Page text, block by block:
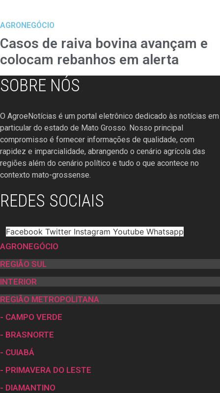
AGRONEGÓCIO
Casos de raiva bovina avançam e
colocam rebanhos em alerta
SOBRE NÓS
O AgroeNotícias é um portal eletrônico dedicado às notícias em
particular do estado de Mato Grosso. Nosso principal
compromisso é fornecer informações de qualidade, com
rapidez e imparcialidade, abrangendo o cenário agrícola das
regiões além do cenário político e tudo o que acontece no
contexto mato-grossense.
REDES SOCIAIS
Facebook Twitter Instagram Youtube Whatsapp
AGRONEGÓCIO
REGIÃO SUL
INTERIOR
REGIÃO METROPOLITANA
- CAMPO VERDE
- BRASNORTE
- CUIABÁ
- PRIMAVERA DO LESTE
- DIAMANTINO